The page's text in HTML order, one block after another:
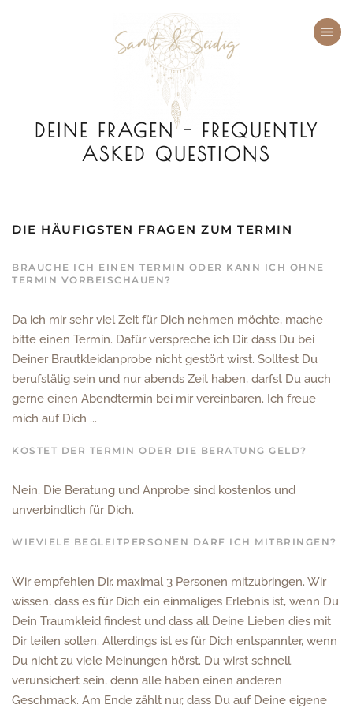
Zum Hauptinhalt springen
DEINE FRAGEN - FREQUENTLY
ASKED QUESTIONS
DIE HÄUFIGSTEN FRAGEN ZUM TERMIN
BRAUCHE ICH EINEN TERMIN ODER KANN ICH OHNE
TERMIN VORBEISCHAUEN?
Da ich mir sehr viel Zeit für Dich nehmen möchte, mache
bitte einen Termin. Dafür verspreche ich Dir, dass Du bei
Deiner Brautkleidanprobe nicht gestört wirst. Solltest Du
berufstätig sein und nur abends Zeit haben, darfst Du auch
gerne einen Abendtermin bei mir vereinbaren. Ich freue
mich auf Dich ...
KOSTET DER TERMIN ODER DIE BERATUNG GELD?
Nein. Die Beratung und Anprobe sind kostenlos und
unverbindlich für Dich.
WIEVIELE BEGLEITPERSONEN DARF ICH MITBRINGEN?
Wir empfehlen Dir, maximal 3 Personen mitzubringen. Wir
wissen, dass es für Dich ein einmaliges Erlebnis ist, wenn Du
Dein Traumkleid findest und dass all Deine Lieben dies mit
Dir teilen sollen. Allerdings ist es für Dich entspannter, wenn
Du nicht zu viele Meinungen hörst. Du wirst schnell
verunsichert sein, denn alle haben einen anderen
Geschmack. Am Ende zählt nur, dass Du auf Deine eigene